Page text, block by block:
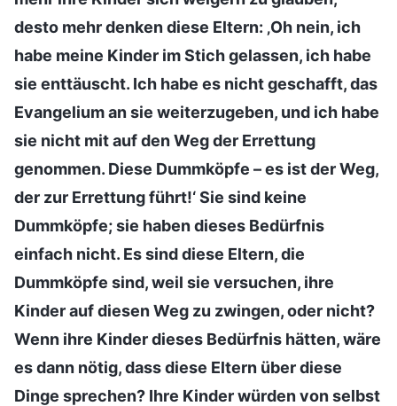
desto mehr denken diese Eltern: ‚Oh nein, ich
habe meine Kinder im Stich gelassen, ich habe
sie enttäuscht. Ich habe es nicht geschafft, das
Evangelium an sie weiterzugeben, und ich habe
sie nicht mit auf den Weg der Errettung
genommen. Diese Dummköpfe – es ist der Weg,
der zur Errettung führt!‘ Sie sind keine
Dummköpfe; sie haben dieses Bedürfnis
einfach nicht. Es sind diese Eltern, die
Dummköpfe sind, weil sie versuchen, ihre
Kinder auf diesen Weg zu zwingen, oder nicht?
Wenn ihre Kinder dieses Bedürfnis hätten, wäre
es dann nötig, dass diese Eltern über diese
Dinge sprechen? Ihre Kinder würden von selbst